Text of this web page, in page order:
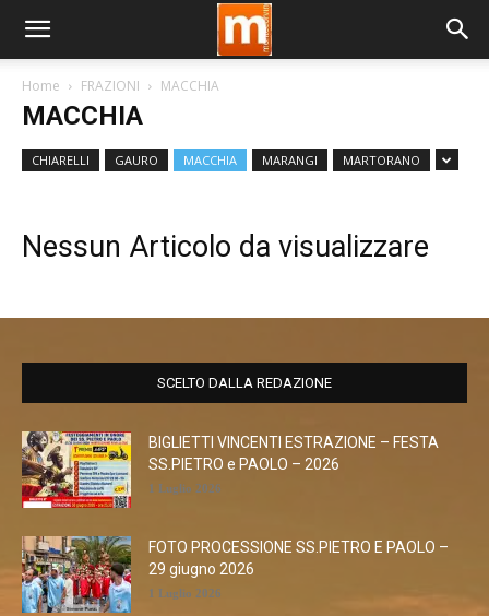
Home FRAZIONI MACCHIA
MACCHIA
CHIARELLI GAURO MACCHIA MARANGI MARTORANO
Nessun Articolo da visualizzare
SCELTO DALLA REDAZIONE
BIGLIETTI VINCENTI ESTRAZIONE – FESTA
SS.PIETRO e PAOLO – 2026
1 Luglio 2026
FOTO PROCESSIONE SS.PIETRO E PAOLO –
29 giugno 2026
1 Luglio 2026